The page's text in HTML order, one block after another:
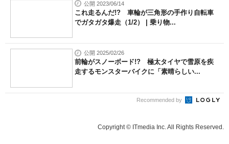
公開 2023/06/14
これ走るんだ!? 車輪が三角形の手作り自転車
でガタガタ爆走（1/2） | 乗り物...
公開 2025/02/26
前輪がスノーボード!? 極太タイヤで雪原を疾
走するモンスターバイクに「素晴らしい...
Recommended by
Copyright © ITmedia Inc. All Rights Reserved.